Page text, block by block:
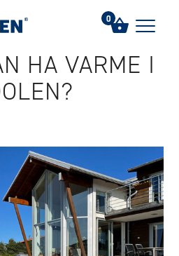
man ha värme i poolen?
HA VÄRME I
0